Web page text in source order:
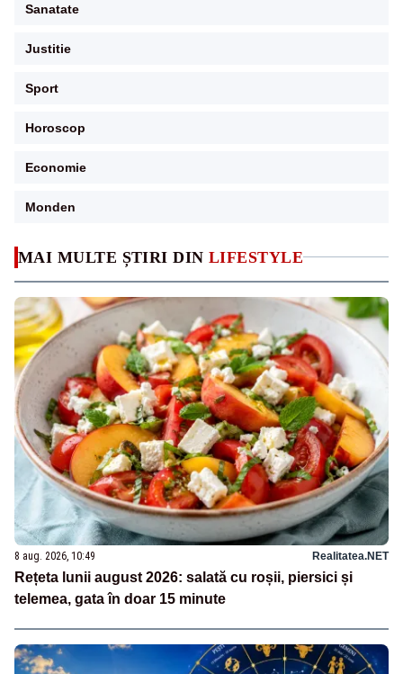
MAI MULTE ȘTIRI DIN LIFESTYLE
8 aug. 2026, 10:49 Realitatea.NET
Rețeta lunii august 2026: salată cu roșii, piersici și
telemea, gata în doar 15 minute
Sanatate
Justitie
Sport
Horoscop
Economie
Monden